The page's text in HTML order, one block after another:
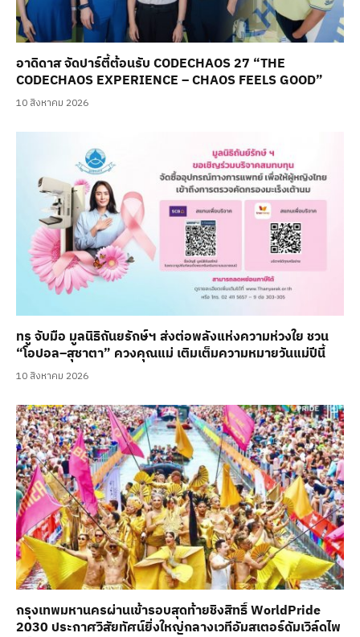
อาดิดาส จัดปาร์ตี้ต้อนรับ CODECHAOS 27 “THE
CODECHAOS EXPERIENCE – CHAOS FEELS GOOD”
10 สิงหาคม 2026
ทรู จับมือ มูลนิธิถันยรักษ์ฯ ส่งต่อพลังแห่งความห่วงใย ชวน
“โอปอล–สุชาตา” ควงคุณแม่ เติมเต็มความหมายวันแม่ปีนี้
10 สิงหาคม 2026
กรุงเทพมหานครผ่านเข้ารอบสุดท้ายชิงสิทธิ์ WorldPride
2030 ประกาศวิสัยทัศน์ยิ่งใหญ่กลางเวทีอัมสเตอร์ดัมเวิล์ดไพ